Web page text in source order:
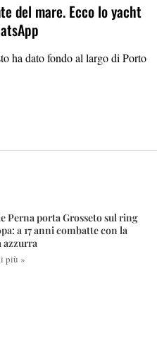
del mare. Ecco lo yacht
ha dato fondo al largo di Porto
Perna porta Grosseto sul ring
a 17 anni combatte con la
azzurra
più »